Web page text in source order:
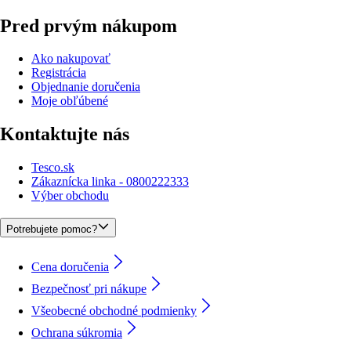
Pred prvým nákupom
Ako nakupovať
Registrácia
Objednanie doručenia
Moje obľúbené
Kontaktujte nás
Tesco.sk
Zákaznícka linka - 0800222333
Výber obchodu
Potrebujete pomoc?
Cena doručenia
Bezpečnosť pri nákupe
Všeobecné obchodné podmienky
Ochrana súkromia